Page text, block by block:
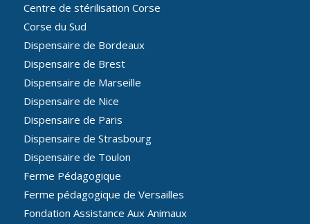
Centre de stérilisation Corse
Corse du Sud
Dispensaire de Bordeaux
Dispensaire de Brest
Dispensaire de Marseille
Dispensaire de Nice
Dispensaire de Paris
Dispensaire de Strasbourg
Dispensaire de Toulon
Ferme Pédagogique
Ferme pédagogique de Versailles
Fondation Assistance Aux Animaux